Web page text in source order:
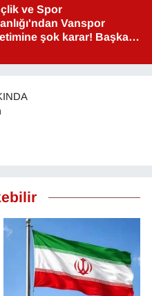
ve Spor
Vanspor
şok karar! Başkan